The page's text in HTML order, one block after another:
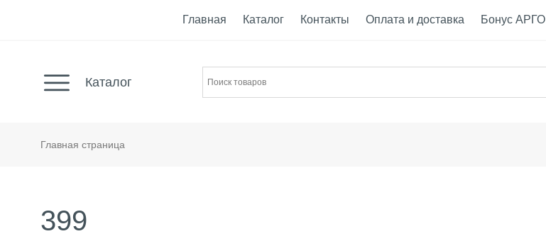
Главная Каталог Контакты Оплата и доставка Бонус АРГО
Каталог
Главная страница
399